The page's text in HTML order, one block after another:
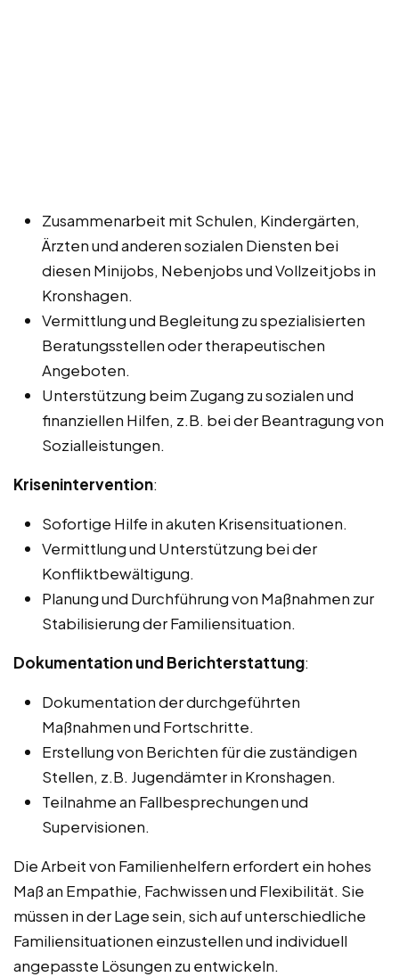
Zusammenarbeit mit Schulen, Kindergärten,
Ärzten und anderen sozialen Diensten bei
diesen Minijobs, Nebenjobs und Vollzeitjobs in
Kronshagen.
Vermittlung und Begleitung zu spezialisierten
Beratungsstellen oder therapeutischen
Angeboten.
Unterstützung beim Zugang zu sozialen und
finanziellen Hilfen, z.B. bei der Beantragung von
Sozialleistungen.
Krisenintervention:
Sofortige Hilfe in akuten Krisensituationen.
Vermittlung und Unterstützung bei der
Konfliktbewältigung.
Planung und Durchführung von Maßnahmen zur
Stabilisierung der Familiensituation.
Dokumentation und Berichterstattung:
Dokumentation der durchgeführten
Maßnahmen und Fortschritte.
Erstellung von Berichten für die zuständigen
Stellen, z.B. Jugendämter in Kronshagen.
Teilnahme an Fallbesprechungen und
Supervisionen.
Die Arbeit von Familienhelfern erfordert ein hohes
Maß an Empathie, Fachwissen und Flexibilität. Sie
müssen in der Lage sein, sich auf unterschiedliche
Familiensituationen einzustellen und individuell
angepasste Lösungen zu entwickeln.